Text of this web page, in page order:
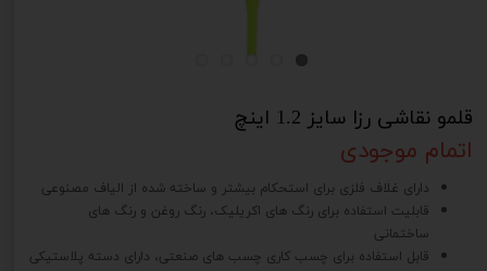
قلمو نقاشی رزا سایز 1.2 اینچ
اتمام موجودی
دارای غلاف فلزی برای استحکام بیشتر و ساخته شده از الیاف مصنوعی
قابلیت استفاده برای رنگ های اکریلیک، رنگ روغن و رنگ های
ساختمانی
قابل استفاده برای چسب کاری چسب های صنعتی، دارای دسته پلاستیکی